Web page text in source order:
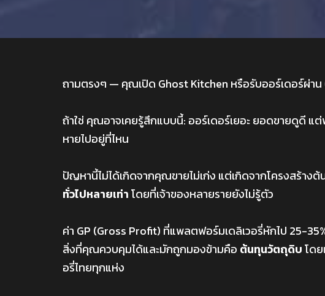
ถามตรงๆ — คุณเปิด Ghost Kitchen หรือรับออร์เดอร์ผ่าน
ถ้าใช่ คุณอาจเคยรู้สึกแบบนี้: ออร์เดอร์เยอะ ยอดขายดูดี แ
หายไปอยู่ที่ไหน
ปัญหานี้ไม่ได้เกิดจากคุณขายไม่เก่ง แต่เกิดจากโครงสร้าง
ทั่วไปหลายเท่าโดยที่เจ้าของหลายรายยังไม่รู้ตัว
ค่า GP (Gross Profit) ที่แพลตฟอร์มเดลิเวอรี่หักไป 25-
สิ่งที่คุณควบคุมได้และมักถูกมองข้ามคือ ต้นทุนวัตถุดิบโด
อรี่ไทยทุกแห่ง